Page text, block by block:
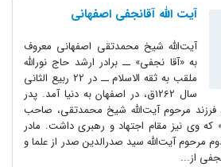
آیت الله آقانجفی اصفهانی
آیت‌الله شیخ محمدتقی اصفهانی معروف
به «آقا نجفی» ــ برادر ارشد حاج نورالله
ملقب به ثقه الاسلام ــ در 22 ربیع الثانی
سال 1262ق، در اصفهان به دنیا آمد. پدر
مرحوم آیت‌الله شیخ محمدتقی، صاحب
وی نیز مقام اجتهاد و رهبری داشت. مادر
مرحوم آیت‌الله سید صدرالدین صدر از علما و
از...